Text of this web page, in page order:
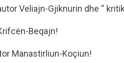
Veliajn-Gjiknurin dhe “
Beqajn!
Manastirliun-Koçiun!